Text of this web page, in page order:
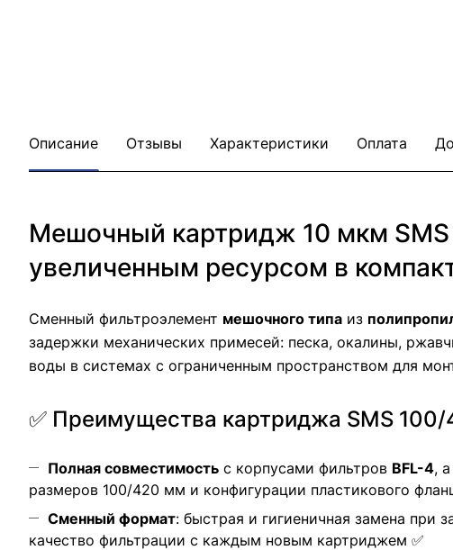
Описание Отзывы Характеристики Оплата
Мешочный картридж 10 мкм SMS
увеличенным ресурсом в
Сменный фильтроэлемент мешочного типа из
задержки механических примесей: песка, окалины,
воды в системах с ограниченным пространством для
✅ Преимущества картриджа SMS
Полная совместимость с корпусами фильтров BFL-4,
размеров 100/420 мм и конфигурации пластикового
Сменный формат: быстрая и гигиеничная замена при
качество фильтрации с каждым новым картриджем ✅